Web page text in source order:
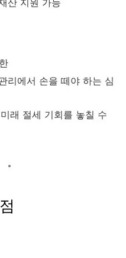
리에서 손을 떼야 하는 심
미래 절세 기회를 놓칠 수